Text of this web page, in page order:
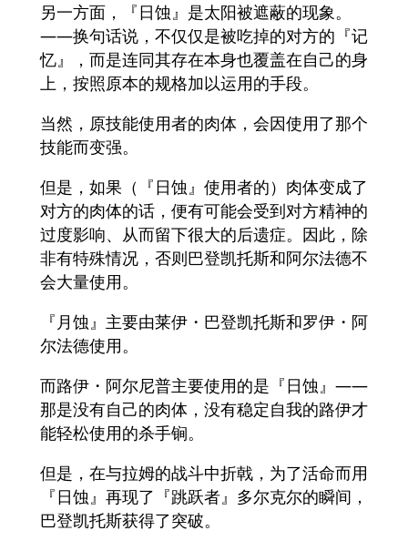
另一方面，『日蚀』是太阳被遮蔽的现象。
——换句话说，不仅仅是被吃掉的对方的『记
忆』，而是连同其存在本身也覆盖在自己的身
上，按照原本的规格加以运用的手段。
当然，原技能使用者的肉体，会因使用了那个
技能而变强。
但是，如果（『日蚀』使用者的）肉体变成了
对方的肉体的话，便有可能会受到对方精神的
过度影响、从而留下很大的后遗症。因此，除
非有特殊情况，否则巴登凯托斯和阿尔法德不
会大量使用。
『月蚀』主要由莱伊・巴登凯托斯和罗伊・阿
尔法德使用。
而路伊・阿尔尼普主要使用的是『日蚀』——
那是没有自己的肉体，没有稳定自我的路伊才
能轻松使用的杀手锏。
但是，在与拉姆的战斗中折戟，为了活命而用
『日蚀』再现了『跳跃者』多尔克尔的瞬间，
巴登凯托斯获得了突破。